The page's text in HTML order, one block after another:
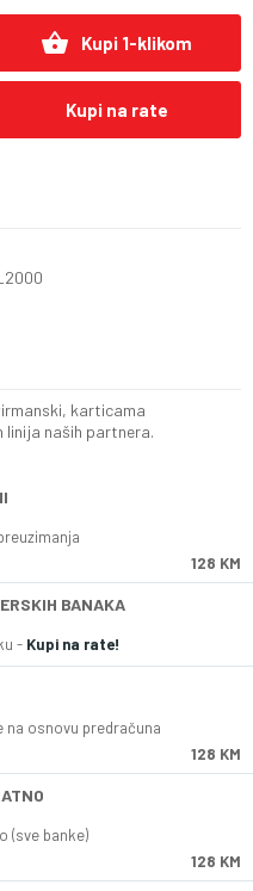
shopping_basket Kupi 1-klikom
Kupi na rate
karticama
naših partnera.
128 KM
BANAKA
- Kupi na rate!
na osnovu predračuna
128 KM
(sve banke)
128 KM